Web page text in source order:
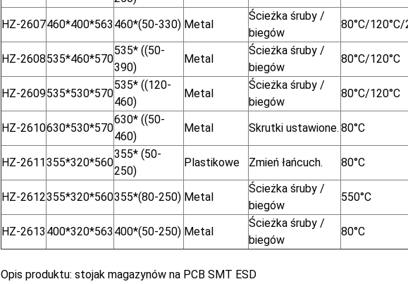
HZ-2607460*400*563 460*(50-330) Metal
Ścieżka śruby /
biegów
80°C/120°C/
HZ-2608535*460*570
535* ((50-
390)
Metal
Ścieżka śruby /
biegów
80°C/120°C
HZ-2609535*530*570
535* ((120-
460)
Metal
Ścieżka śruby /
biegów
80°C/120°C
HZ-2610630*530*570
630* ((50-
460)
Metal Skrutki ustawione. 80°C
HZ-2611355*320*560
355* (50-
250)
Plastikowe Zmień łańcuch. 80°C
HZ-2612355*320*560355*(80-250) Metal
Ścieżka śruby /
biegów
550°C
HZ-2613 400*320*563 400*(50-250) Metal
Ścieżka śruby /
biegów
80°C
Opis produktu: stojak magazynów na PCB SMT ESD